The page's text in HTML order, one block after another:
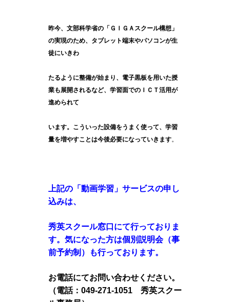
昨今、文部科学省の「ＧＩＧＡスクール構想」
の実現のため、タブレット端末やパソコンが生
徒にいきわ
たるように整備が始まり、電子黒板を用いた授
業も展開されるなど、学習面でのＩＣＴ活用が
進められて
います。こういった設備をうまく使って、学習
量を増やすことは今後必要になっていきます。
上記の「動画学習」サービスの申し
込みは、
秀英スクール窓口にて行っておりま
す。気になった方は個別説明会（事
前予約制）も行っております。
お電話にてお問い合わせください。
（電話：049-271-1051 秀英スクー